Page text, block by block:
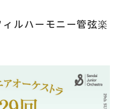
ルハーモニー管弦楽